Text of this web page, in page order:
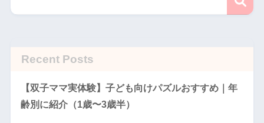
Recent Posts
【双子ママ実体験】子ども向けパズルおすすめ｜年
齢別に紹介（1歳〜3歳半）